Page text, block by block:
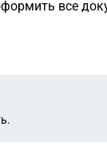
все
продает